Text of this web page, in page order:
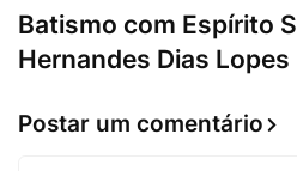
Batismo com Espírito
Hernandes Dias Lopes
Postar um comentário